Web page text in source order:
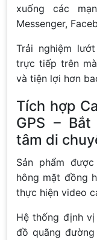
xuống các
Messenger,
Trải nghiệm
trực tiếp trên
và tiện lợi hơn
Tích hợp
GPS –
tâm di
Sản phẩm
hông mặt đồng
thực hiện video
Hệ thống định
đồ quãng